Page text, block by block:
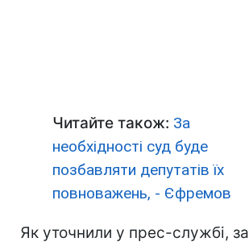
Читайте також: За
необхідності суд буде
позбавляти депутатів їх
повноважень, - Єфремов
Як уточнили у прес-службі, за